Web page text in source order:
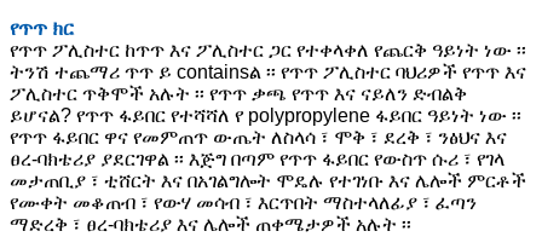
የጥጥ ክር
የጥጥ ፖሊስተር ከጥጥ እና ፖሊስተር ጋር የተቀላቀለ የጨርቅ ዓይነት ነው ፡፡
ትንሽ ተጨማሪ ጥጥ ይ containsል ፡፡ የጥጥ ፖሊስተር ባህሪዎች የጥጥ እና
ፖሊስተር ጥቅሞች አሉት ፡፡ የጥጥ ቃጫ የጥጥ እና ናይለን ድብልቅ
ይሆናል? የጥጥ ፋይበር የተሻሻለ የ polypropylene ፋይበር ዓይነት ነው ፡፡
የጥጥ ፋይበር ዋና የመምጠጥ ውጤት ለስላሳ ፣ ሞቅ ፣ ደረቅ ፣ ንፅህና እና
ፀረ-ባክቴሪያ ያደርገዋል ፡፡ እጅግ በጣም የጥጥ ፋይበር የውስጥ ሱሪ ፣ የገላ
መታጠቢያ ፣ ቲሸርት እና በአገልግሎት ሞዴሉ የተገነቡ እና ሌሎች ምርቶች
የሙቀት መቆጠብ ፣ የውሃ መሳብ ፣ እርጥበት ማስተላለፊያ ፣ ፈጣን
ማድረቅ ፣ ፀረ-ባክቴሪያ እና ሌሎች ጠቀሜታዎች አሉት ፡፡